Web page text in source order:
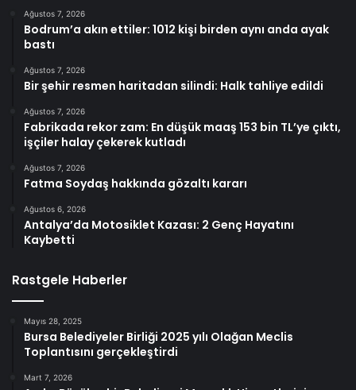
Ağustos 7, 2026
Bodrum’a akın ettiler: 1012 kişi birden aynı anda ayak
bastı
Ağustos 7, 2026
Bir şehir resmen haritadan silindi: Halk tahliye edildi
Ağustos 7, 2026
Fabrikada rekor zam: En düşük maaş 153 bin TL’ye çıktı,
işçiler halay çekerek kutladı
Ağustos 7, 2026
Fatma Soydaş hakkında gözaltı kararı
Ağustos 6, 2026
Antalya’da Motosiklet Kazası: 2 Genç Hayatını
Kaybetti
Rastgele Haberler
Mayıs 28, 2025
Bursa Belediyeler Birliği 2025 yılı Olağan Meclis
Toplantısını gerçekleştirdi
Mart 7, 2026